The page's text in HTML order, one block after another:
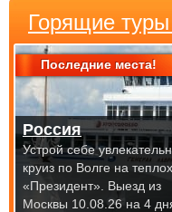
Горящие
Последние места!
Россия
Устрой себе
круиз по Волге на
«Президент». Выезд из
Москвы 10.08.26 на 4